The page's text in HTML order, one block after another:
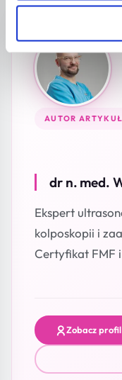
AUTOR
dr n. med.
Ekspert
kolposkopii i
Certyfikat FMF
Zobacz